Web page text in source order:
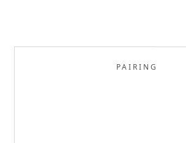
PAIRING